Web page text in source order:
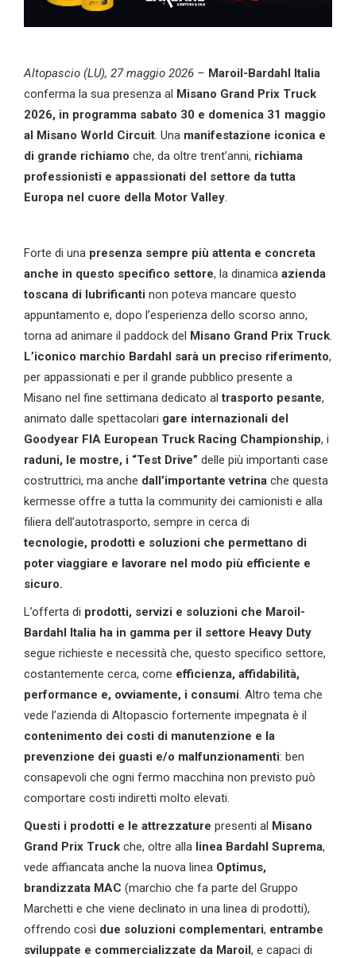
Altopascio (LU), 27 maggio 2026 – Maroil-Bardahl Italia
conferma la sua presenza al Misano Grand Prix Truck
2026, in programma sabato 30 e domenica 31 maggio
al Misano World Circuit. Una manifestazione iconica e
di grande richiamo che, da oltre trent’anni, richiama
professionisti e appassionati del settore da tutta
Europa nel cuore della Motor Valley.
Forte di una presenza sempre più attenta e concreta
anche in questo specifico settore, la dinamica azienda
toscana di lubrificanti non poteva mancare questo
appuntamento e, dopo l’esperienza dello scorso anno,
torna ad animare il paddock del Misano Grand Prix Truck.
L’iconico marchio Bardahl sarà un preciso riferimento,
per appassionati e per il grande pubblico presente a
Misano nel fine settimana dedicato altrasporto pesante,
animato dalle spettacolari gare internazionali del
Goodyear FIA European Truck Racing Championship, i
raduni, le mostre, i “Test Drive” delle più importanti case
costruttrici, ma anche dall’importante vetrina che questa
kermesse offre a tutta la community dei camionisti e alla
filiera dell’autotrasporto, sempre in cerca di
tecnologie, prodotti e soluzioni che permettano di
poter viaggiare e lavorare nel modo più efficiente e
sicuro.
L’offerta di prodotti, servizi e soluzioni che Maroil-
Bardahl Italia ha in gamma per il settore Heavy Duty
segue richieste e necessità che, questo specifico settore,
costantemente cerca, come efficienza, affidabilità,
performance e, ovviamente, i consumi. Altro tema che
vede l’azienda di Altopascio fortemente impegnata è il
contenimento dei costi di manutenzione e la
prevenzione dei guasti e/o malfunzionamenti: ben
consapevoli che ogni fermo macchina non previsto può
comportare costi indiretti molto elevati.
Questi i prodotti e le attrezzature presenti al Misano
Grand Prix Truck che, oltre alla linea Bardahl Suprema,
vede affiancata anche la nuova linea Optimus,
brandizzata MAC (marchio che fa parte del Gruppo
Marchetti e che viene declinato in una linea di prodotti),
offrendo così due soluzioni complementari, entrambe
sviluppate e commercializzate da Maroil, e capaci di